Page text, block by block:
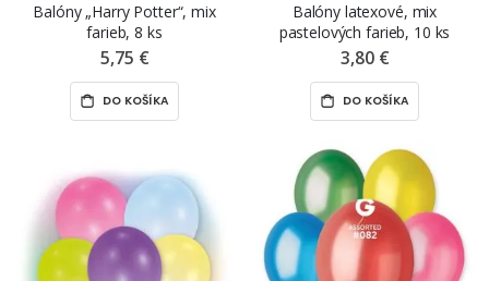
Balóny „Harry Potter“, mix
farieb, 8 ks
5,75 €
DO KOŠÍKA
Balóny latexové, mix
pastelových farieb, 10 ks
3,80 €
DO KOŠÍKA